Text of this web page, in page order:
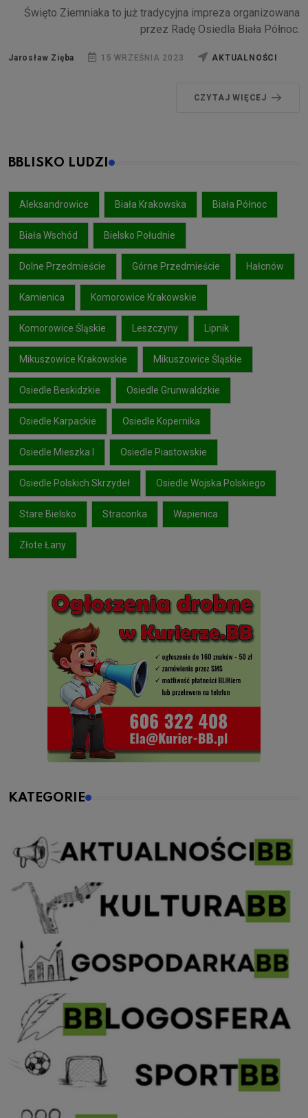
Święto Ziemniaka to już tradycyjna impreza organizowana
przez Radę Osiedla Biała Północ.
Jarosław Zięba 15 WRZEŚNIA 2023 AKTUALNOŚCI
CZYTAJ WIĘCEJ
BBLISKO LUDZI
Aleksandrowice Biała Krakowska Biała Północ
Biała Wschód Bielsko Południe
Dolne Przedmieście Górne Przedmieście Hałcnów
Kamienica Komorowice Krakowskie
Komorowice Śląskie Leszczyny Lipnik
Mikuszowice Krakowskie Mikuszowice Śląskie
Osiedle Beskidzkie Osiedle Grunwaldzkie
Osiedle Karpackie Osiedle Kopernika
Osiedle Mieszka I Osiedle Piastowskie
Osiedle Polskich Skrzydeł Osiedle Wojska Polskiego
Stare Bielsko Straconka Wapienica
Złote Łany
KATEGORIE